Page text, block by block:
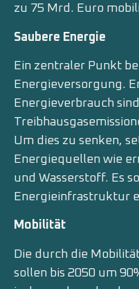
zu 75 Mrd. Euro
Saubere Energie
Ein zentraler Punkt
Energieversorgung.
Energieverbrauch
Um dies zu senken,
Energiequellen wie
und Wasserstoff. Es
Energieinfrastruktur
Mobilität
Die durch die
sollen bis 2050 um